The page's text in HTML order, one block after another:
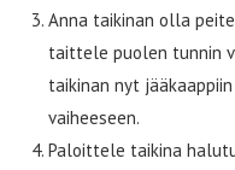
Anna taikinan olla
taittele puolen tunnin
taikinan nyt
vaiheeseen.
Paloittele taikina